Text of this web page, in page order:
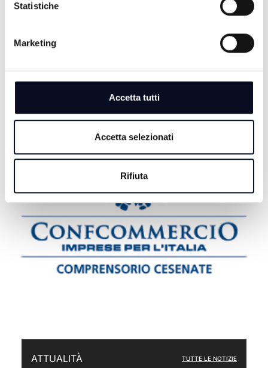
Statistiche
Marketing
Accetta tutti
Accetta selezionati
Rifiuta
FORLÌ: Incidente stradale, morto un motociclista
CALCIO: Eccellenza, il Rimini riparte, esordio con la
ATTUALITÀ TUTTE LE NOTIZIE